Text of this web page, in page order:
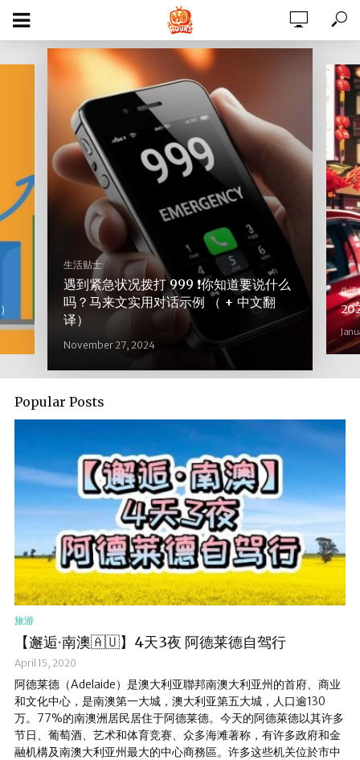
生活贴士
遇到紧急状况拨打 999 ❗️你知道要说什么
吗？马来文实用对话示例 （ + 中文翻
译）
November 27, 2024
生活
Popular Posts
旅游
【邂逅∙南澳🇦🇺】4天3夜 阿德莱德自驾行
April 15, 2020
阿德莱德（Adelaide）是澳大利亚聯邦南澳大利亚州的首府、商业
和文化中心，是南澳第一大城，澳大利亚第五大城，人口逾130
万。77%的南澳洲居民居住于阿德莱德。今天的阿德萊德以其许多
节日、葡萄酒、艺术和体育竞赛、众多海滩著称，有许多政府和金
融机構及南澳大利亚州最大的中心商務區。许多这些机关位於市中